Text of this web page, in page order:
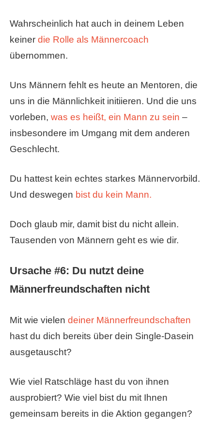
Wahrscheinlich hat auch in deinem Leben
keiner die Rolle als Männercoach
übernommen.
Uns Männern fehlt es heute an Mentoren, die
uns in die Männlichkeit initiieren. Und die uns
vorleben, was es heißt, ein Mann zu sein –
insbesondere im Umgang mit dem anderen
Geschlecht.
Du hattest kein echtes starkes Männervorbild.
Und deswegen bist du kein Mann.
Doch glaub mir, damit bist du nicht allein.
Tausenden von Männern geht es wie dir.
Ursache #6: Du nutzt deine
Männerfreundschaften nicht
Mit wie vielen deiner Männerfreundschaften
hast du dich bereits über dein Single-Dasein
ausgetauscht?
Wie viel Ratschläge hast du von ihnen
ausprobiert? Wie viel bist du mit Ihnen
gemeinsam bereits in die Aktion gegangen?